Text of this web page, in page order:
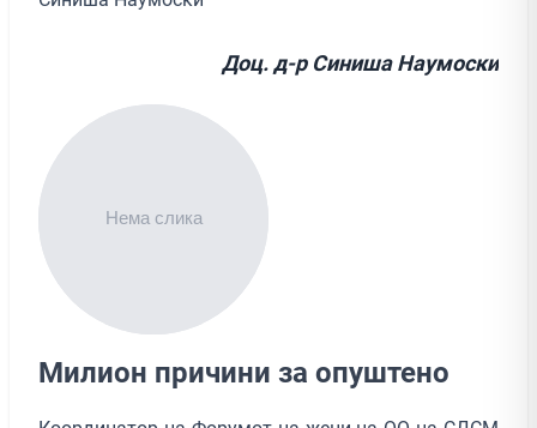
Доц. д-р Синиша Наумоски
Милион причини за опуштено